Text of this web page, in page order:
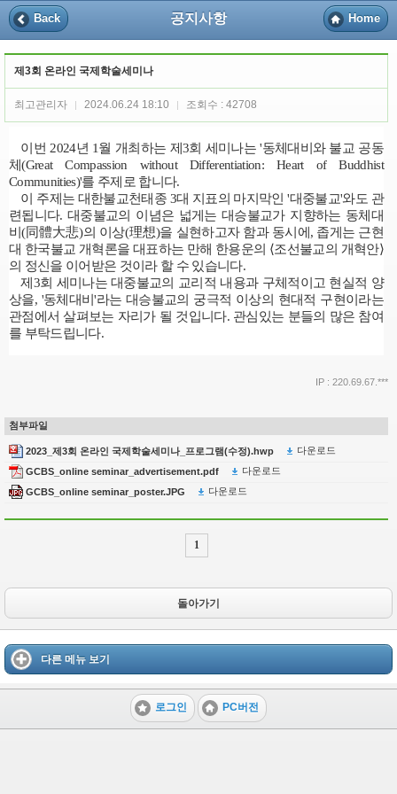
Back 공지사항 Home
제3회 온라인 국제학술세미나
최고관리자 2024.06.24 18:10 조회수 : 42708
이번2024년 1월 개최하는 제 3회 세미나는'동체대비와 불교 공동
체(Great Compassion without Differentiation: Heart of Buddhist
Communities)'를 주제로 합니다.
이 주제는 대한불교천태종 3대 지표의 마지막인'대중불교'와도 관
련됩니다.대중불교의 이념은 넓게는 대승불교가 지향하는 동체대
비(同體大悲)의 이상(理想)을 실현하고자 함과 동시에 , 좁게는 근현
대 한국불교 개혁론을 대표하는 만해 한용운의 ⟨조선불교의 개혁안⟩
의 정신을 이어받은 것이라 할 수 있습니다.
제 3회 세미나는 대중불교의 교리적 내용과 구체적이고 현실적 양
상을, '동체대비'라는 대승불교의 궁극적 이상의 현대적 구현이라는
관점에서 살펴보는 자리가 될 것입니다. 관심있는 분들의 많은 참여
를 부탁드립니다.
IP : 220.69.67.***
첨부파일
2023_제3회 온라인 국제학술세미나_프로그램(수정).hwp
다운로드
GCBS_online seminar_advertisement.pdf
다운로드
GCBS_online seminar_poster.JPG
다운로드
1
돌아가기
다른 메뉴 보기
로그인 PC버전